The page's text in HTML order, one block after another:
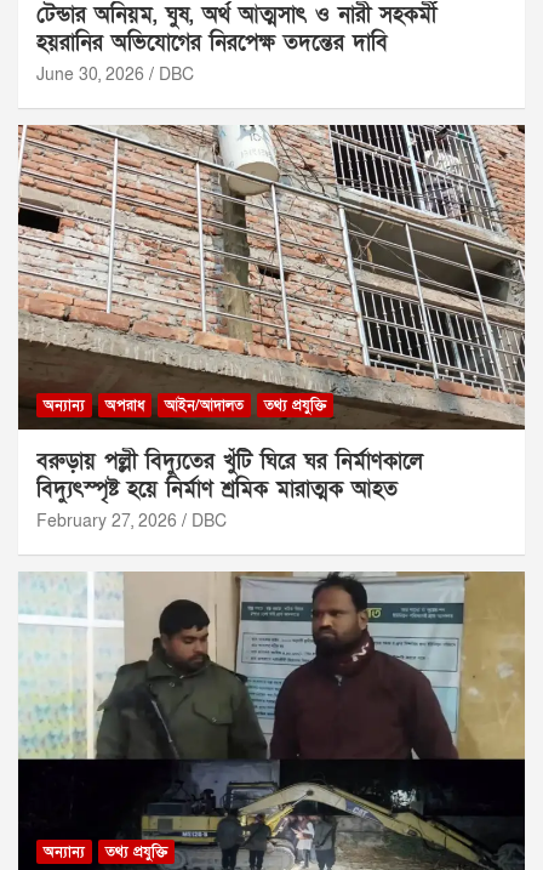
টেন্ডার অনিয়ম, ঘুষ, অর্থ আত্মসাৎ ও নারী সহকর্মী
হয়রানির অভিযোগের নিরপেক্ষ তদন্তের দাবি
June 30, 2026 DBC
অন্যান্য অপরাধ আইন/আদালত তথ্য প্রযুক্তি
বরুড়ায় পল্লী বিদ্যুতের খুঁটি ঘিরে ঘর নির্মাণকালে
বিদ্যুৎস্পৃষ্ট হয়ে নির্মাণ শ্রমিক মারাত্মক আহত
February 27, 2026 DBC
অন্যান্য তথ্য প্রযুক্তি